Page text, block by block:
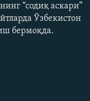
1080p
“содиқ аскари”
Ўзбекистон
бермоқда.